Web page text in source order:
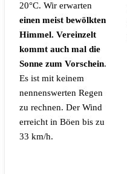
20°C. Wir erwarten
einen meist bewölkten
Himmel. Vereinzelt
kommt auch mal die
Sonne zum Vorschein.
Es ist mit keinem
nennenswerten Regen
zu rechnen. Der Wind
erreicht in Böen bis zu
33 km/h.